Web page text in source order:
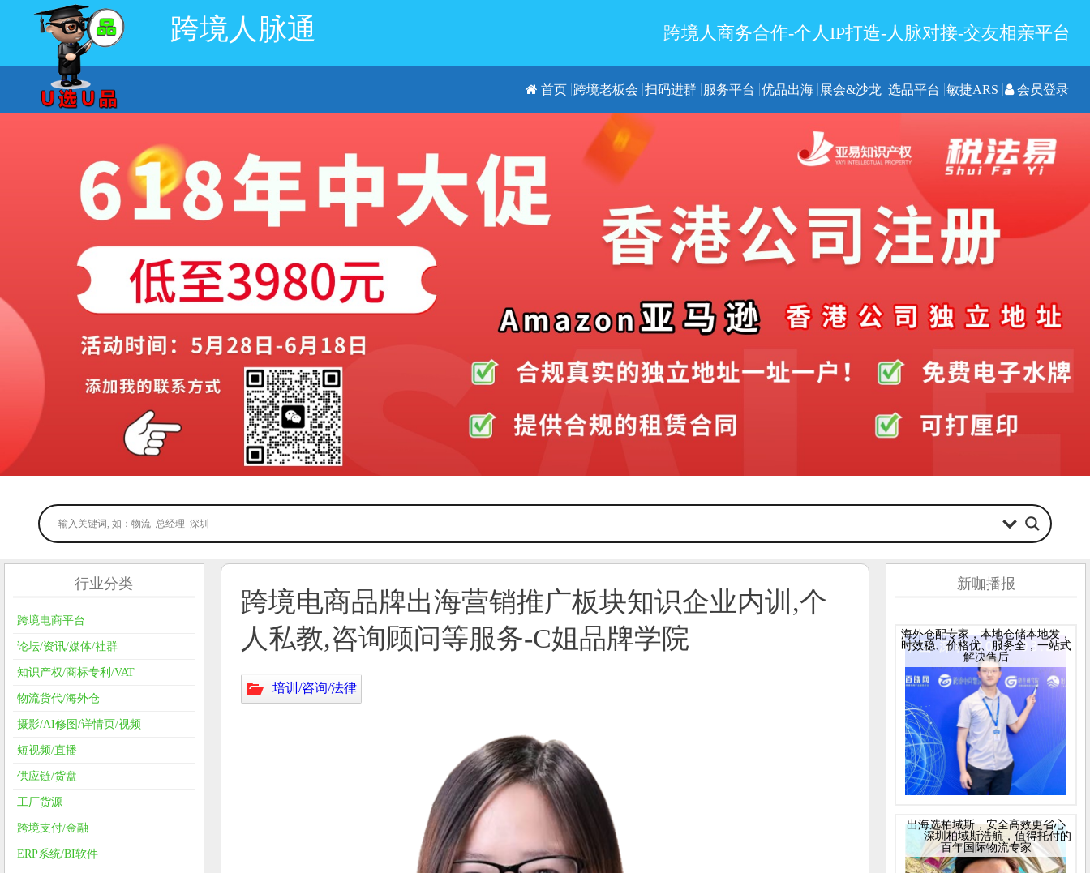
跨境人脉通 跨境人商务合作-个人IP打造-人脉对接-交友相亲平台
首页 跨境老板会 扫码进群 服务平台 优品出海 展会&沙龙 选品平台 敏捷ARS 会员登录
跨境电商品牌出海营销推广板块知识企业内训,个
人私教,咨询顾问等服务-C姐品牌学院
培训/咨询/法律
行业分类
跨境电商平台
论坛/资讯/媒体/社群
知识产权/商标专利/VAT
物流货代/海外仓
摄影/AI修图/详情页/视频
短视频/直播
供应链/货盘
工厂货源
跨境支付/金融
ERP系统/BI软件
新咖播报
海外仓配专家，本地仓储本地发，
时效稳、价格优、服务全，一站式
解决售后
出海选柏域斯，安全高效更省心
——深圳柏域斯浩航，值得托付的
百年国际物流专家